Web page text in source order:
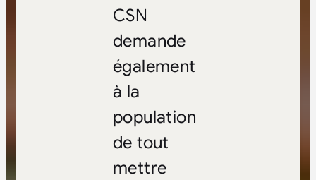
CSN
demande
également
à la
population
de tout
mettre